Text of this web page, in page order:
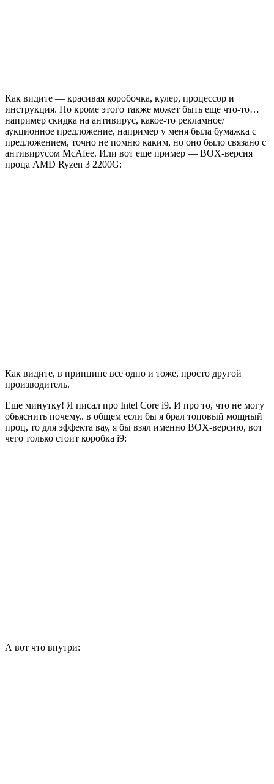
Как видите — красивая коробочка, кулер, процессор и
инструкция. Но кроме этого также может быть еще что-то…
например скидка на антивирус, какое-то рекламное/
аукционное предложение, например у меня была бумажка с
предложением, точно не помню каким, но оно было связано с
антивирусом McAfee. Или вот еще пример — BOX-версия
проца AMD Ryzen 3 2200G:
Как видите, в принципе все одно и тоже, просто другой
производитель.
Еще минутку! Я писал про Intel Core i9. И про то, что не могу
обьяснить почему.. в общем если бы я брал топовый мощный
проц, то для эффекта вау, я бы взял именно BOX-версию, вот
чего только стоит коробка i9:
А вот что внутри: